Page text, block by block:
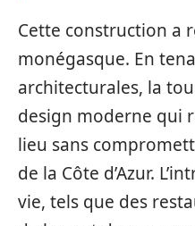
Cette construction a
monégasque. En
architecturales, la
design moderne qui
lieu sans
de la Côte d’Azur.
vie, tels que des